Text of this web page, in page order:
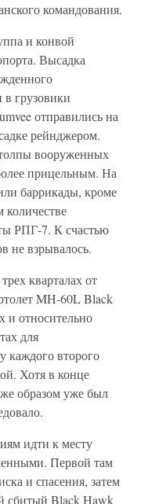
командования.
и конвой
Высадка
грузовики
отправились на
рейнджером.
вооруженных
прицельным. На
баррикады, кроме
РПГ-7. К счастью
не взрывалось.
кварталах от
MH-60L Black
и относительно
для
каждого второго
Хотя в конце
образом уже был
идти к месту
Первой там
и спасения, затем
сбитый Black Hawk